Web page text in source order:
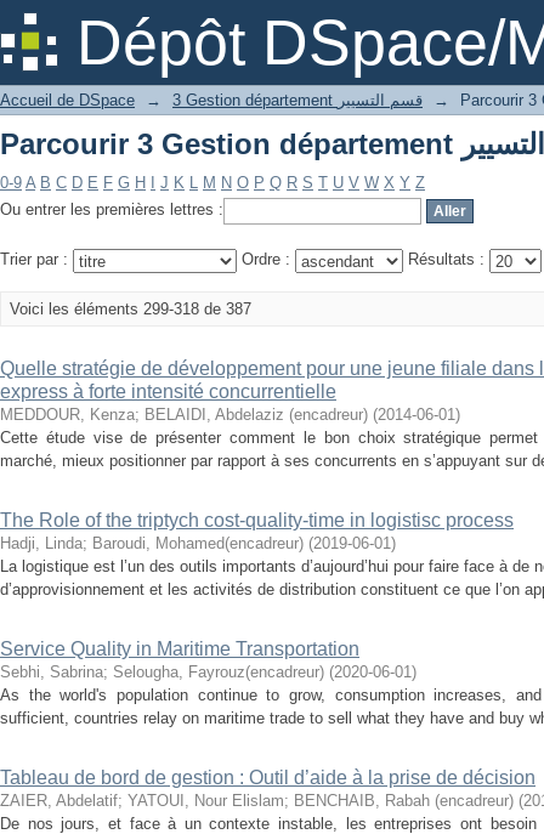
Dépôt DSpace/
Accueil de DSpace → 3 Gestion département قسم التسيير →
0-9 A B C D E F G H J K L M N O P Q R S T U V W X Y Z
Ou entrer les premières lettres :
Trier par : Ordre : Résultats :
Voici les éléments 299-318 de 387
Quelle stratégie de développement pour une jeune filiale dans
express à forte intensité concurrentielle
MEDDOUR, Kenza; BELAIDI, Abdelaziz (encadreur) (2014-06-01)
Cette étude vise de présenter comment le bon choix stratégique permet
marché, mieux positionner par rapport à ses concurrents en s’appuyant sur
The Role of the triptych cost-quality-time in logistisc process
Hadji, Linda; Baroudi, Mohamed(encadreur) (2019-06-01)
La logistique est l’un des outils importants d’aujourd’hui pour faire face à
d’approvisionnement et les activités de distribution constituent ce que l’on
Service Quality in Maritime Transportation
Sebhi, Sabrina; Selougha, Fayrouz(encadreur) (2020-06-01)
As the world's population continue to grow, consumption increases,
sufficient, countries relay on maritime trade to sell what they have and buy
Tableau de bord de gestion : Outil d’aide à la prise de décision
ZAIER, Abdelatif; YATOUI, Nour Elislam; BENCHAIB, Rabah (encadreur) (
De nos jours, et face à un contexte instable, les entreprises ont